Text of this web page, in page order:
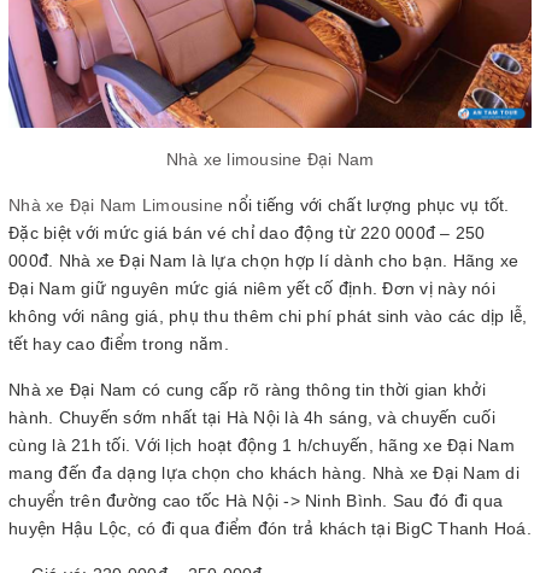
Nhà xe limousine Đại Nam
Nhà xe Đại Nam Limousine nổi tiếng với chất lượng phục vụ tốt.
Đặc biệt với mức giá bán vé chỉ dao động từ 220 000đ – 250
000đ. Nhà xe Đại Nam là lựa chọn hợp lí dành cho bạn. Hãng xe
Đại Nam giữ nguyên mức giá niêm yết cố định. Đơn vị này nói
không với nâng giá, phụ thu thêm chi phí phát sinh vào các dịp lễ,
tết hay cao điểm trong năm.
Nhà xe Đại Nam có cung cấp rõ ràng thông tin thời gian khởi
hành. Chuyến sớm nhất tại Hà Nội là 4h sáng, và chuyến cuối
cùng là 21h tối. Với lịch hoạt động 1 h/chuyến, hãng xe Đại Nam
mang đến đa dạng lựa chọn cho khách hàng. Nhà xe Đại Nam di
chuyển trên đường cao tốc Hà Nội -> Ninh Bình. Sau đó đi qua
huyện Hậu Lộc, có đi qua điểm đón trả khách tại BigC Thanh Hoá.